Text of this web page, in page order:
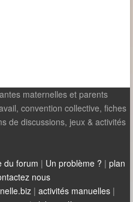
maternelles et parents
convention collective, fiches
de discussions, jeux & activités
du forum | Un problème ? | plan
nous
| activités manuelles |